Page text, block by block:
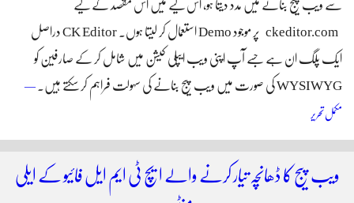
سے ویب پیج بنانے میں مدد دیتا ہو، اس لیے میں اس مقصد کے لیے
ckeditor.com پر موجود Demo استعمال کر لیتا ہوں۔ CK Editor دراصل
ایک پلگ ان ہے جسے آپ اپنی ویب ایپلی کیشن میں شامل کر کے صارفین کو
WYSIWYG کی صورت میں ویب پیج بنانے کی سہولت فراہم کر سکتے ہیں۔ —
مکمل تحریر
ویب پیج کا ڈھانچہ تیار کرنے والے ایچ ٹی ایم ایل فائیو کے ایلی